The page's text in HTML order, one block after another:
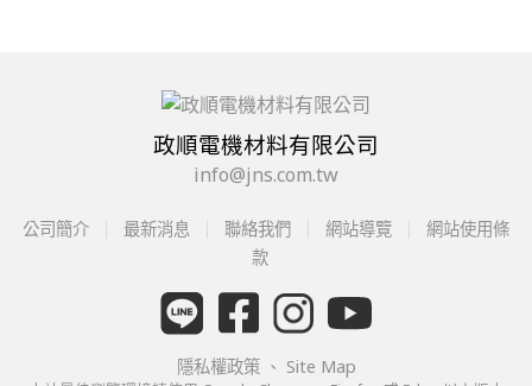
政順電機材料有限公司
info@jns.com.tw
公司簡介 最新消息 聯絡我們 網站導覽
網站使用條
款
隱私權政策 、 Site Map